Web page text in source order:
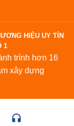
HIỆU UY TÍN
1
trình hơn 16
xây dựng